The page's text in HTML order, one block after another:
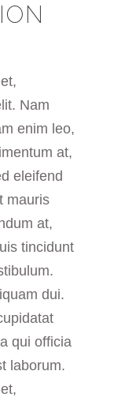
Nam
enim leo,
at,
eleifend
mauris
at,
tincidunt
dui.
qui officia
laborum.